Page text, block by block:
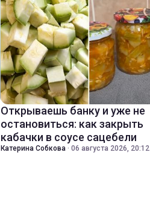
Открываешь банку и уже не
остановиться: как закрыть
кабачки в соусе сацебели
Катерина Собкова · 06 августа 2026, 20:12